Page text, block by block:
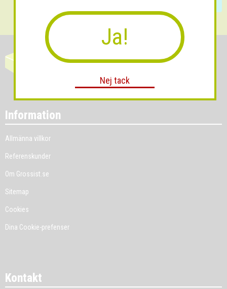
Information
Allmänna villkor
Referenskunder
Om Grossist.se
Sitemap
Cookies
Dina Cookie-prefenser
Kontakt
Ja!
Nej tack